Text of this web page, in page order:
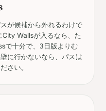
が候補から外れるわけで
Wallsが入るなら、た
で十分で、3日版よりむ
に行かないなら、パスは
さい。